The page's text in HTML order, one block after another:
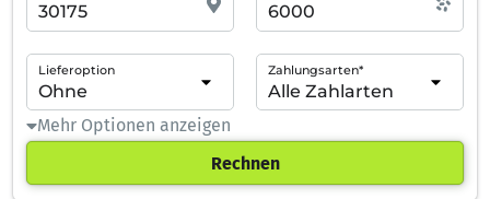
Lieferoption Zahlungsarten*
Mehr Optionen anzeigen
Rechnen